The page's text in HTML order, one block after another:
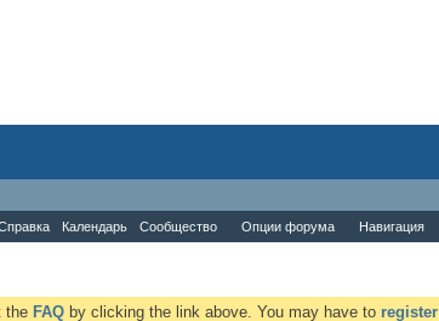
Календарь Сообщество Опции форума Навигация
the FAQ by clicking the link above. You may have to register